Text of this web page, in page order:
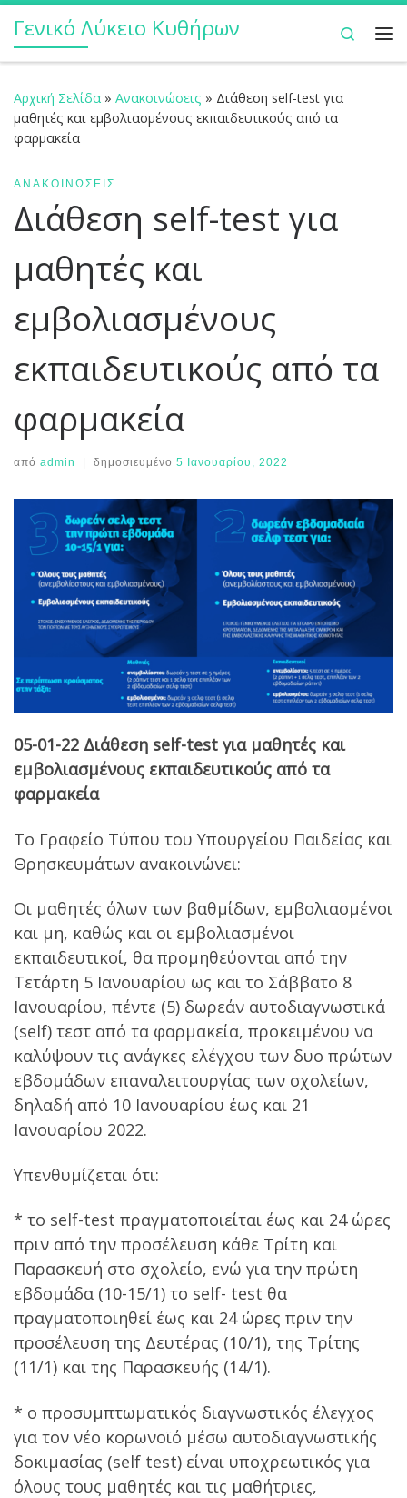
Μετάβαση στο περιεχόμενο
Γενικό Λύκειο Κυθήρων
Search
Αρχική Σελίδα » Ανακοινώσεις » Διάθεση self-test για
μαθητές και εμβολιασμένους εκπαιδευτικούς από τα
φαρμακεία
ΑΝΑΚΟΙΝΏΣΕΙΣ
Διάθεση self-test για
μαθητές και
εμβολιασμένους
εκπαιδευτικούς από τα
φαρμακεία
από admin | δημοσιευμένο 5 Ιανουαρίου, 2022
05-01-22 Διάθεση self-test για μαθητές και
εμβολιασμένους εκπαιδευτικούς από τα
φαρμακεία
Το Γραφείο Τύπου του Υπουργείου Παιδείας και
Θρησκευμάτων ανακοινώνει:
Οι μαθητές όλων των βαθμίδων, εμβολιασμένοι
και μη, καθώς και οι εμβολιασμένοι
εκπαιδευτικοί, θα προμηθεύονται από την
Τετάρτη 5 Ιανουαρίου ως και το Σάββατο 8
Ιανουαρίου, πέντε (5) δωρεάν αυτοδιαγνωστικά
(self) τεστ από τα φαρμακεία, προκειμένου να
καλύψουν τις ανάγκες ελέγχου των δυο πρώτων
εβδομάδων επαναλειτουργίας των σχολείων,
δηλαδή από 10 Ιανουαρίου έως και 21
Ιανουαρίου 2022.
Υπενθυμίζεται ότι:
* το self-test πραγματοποιείται έως και 24 ώρες
πριν από την προσέλευση κάθε Τρίτη και
Παρασκευή στο σχολείο, ενώ για την πρώτη
εβδομάδα (10-15/1) το self- test θα
πραγματοποιηθεί έως και 24 ώρες πριν την
προσέλευση της Δευτέρας (10/1), της Τρίτης
(11/1) και της Παρασκευής (14/1).
* ο προσυμπτωματικός διαγνωστικός έλεγχος
για τον νέο κορωνοϊό μέσω αυτοδιαγνωστικής
δοκιμασίας (self test) είναι υποχρεωτικός για
όλους τους μαθητές και τις μαθήτριες,